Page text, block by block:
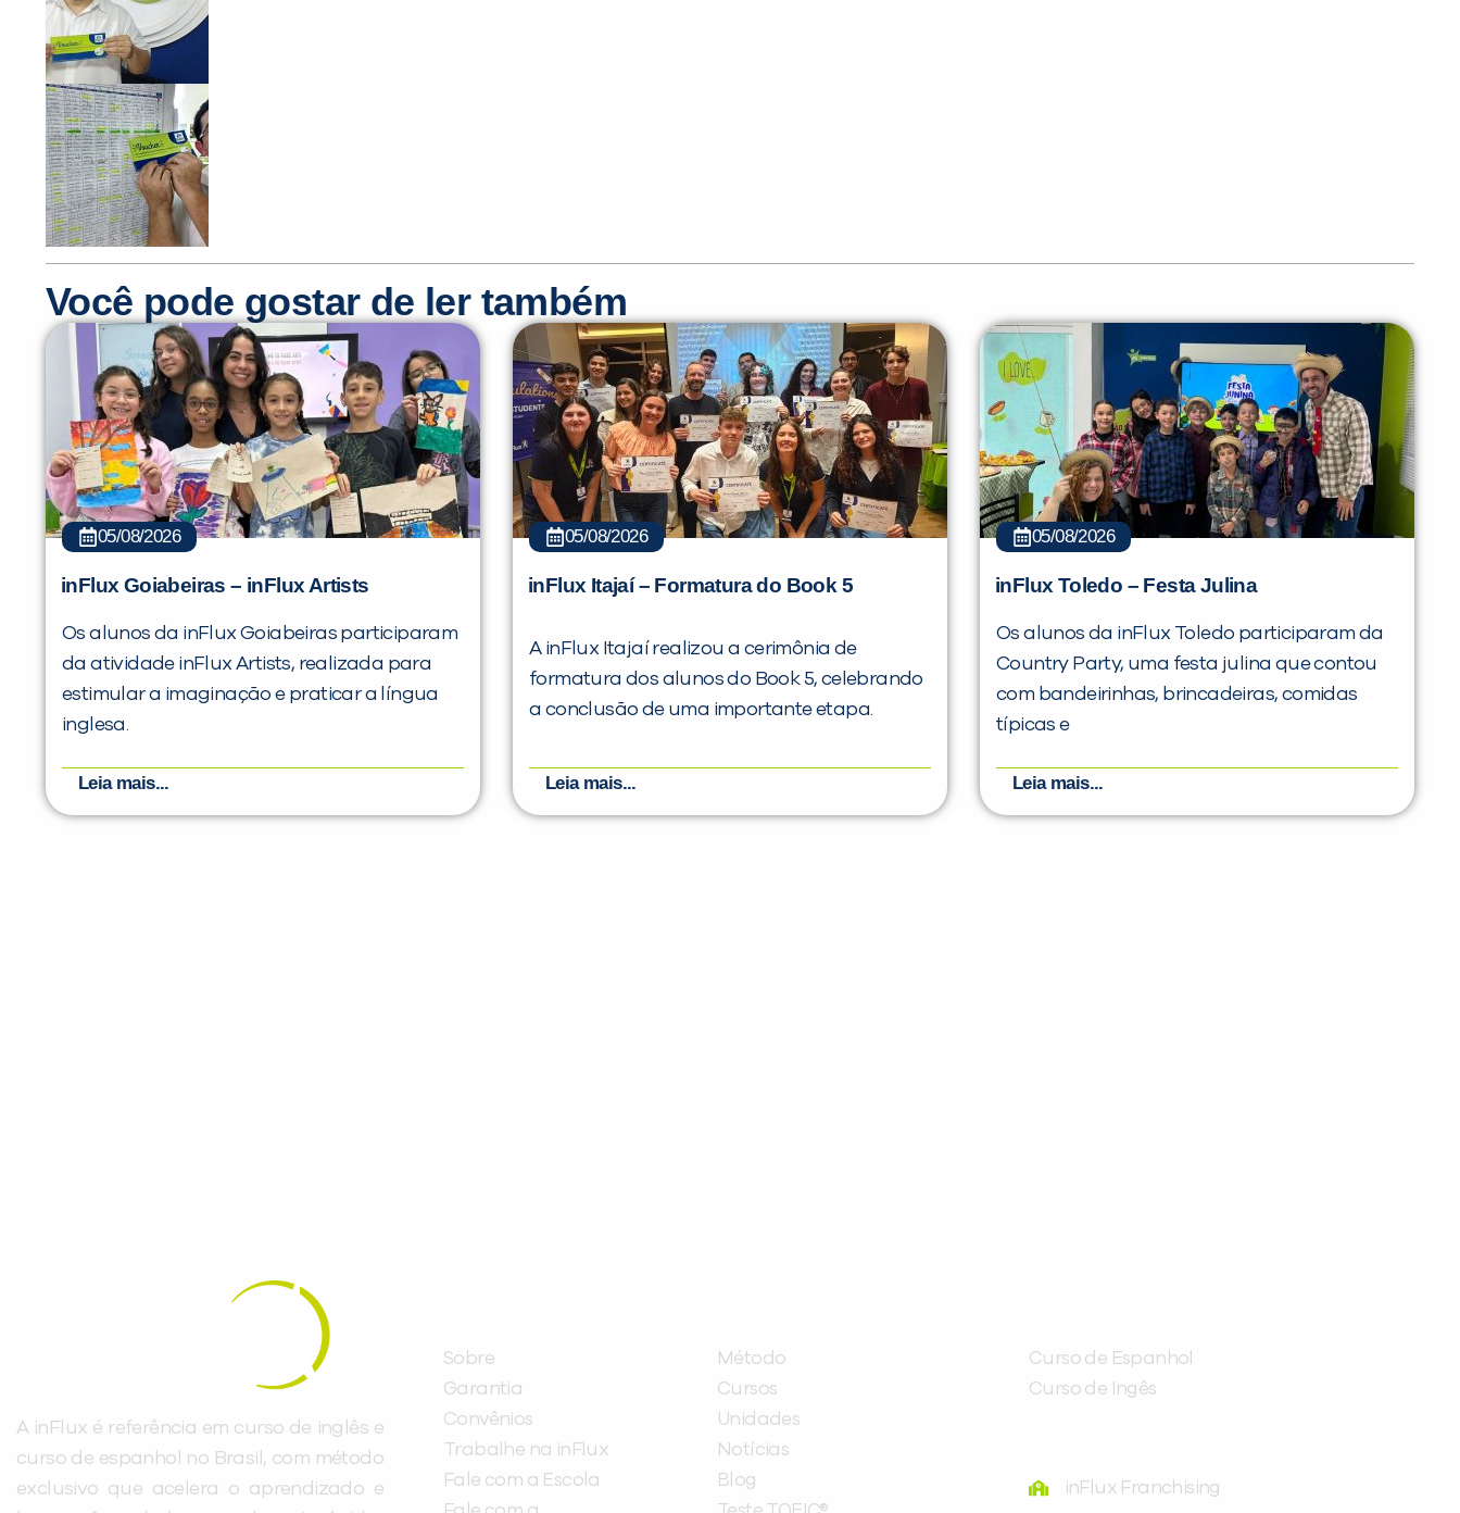
Você pode gostar de ler também
05/08/2026
inFlux Goiabeiras – inFlux Artists
Os alunos da inFlux Goiabeiras participaram
da atividade inFlux Artists, realizada para
estimular a imaginação e praticar a língua
inglesa.
Leia mais...
05/08/2026
inFlux Itajaí – Formatura do Book 5
A inFlux Itajaí realizou a cerimônia de
formatura dos alunos do Book 5, celebrando
a conclusão de uma importante etapa.
Leia mais...
05/08/2026
inFlux Toledo – Festa Julina
Os alunos da inFlux Toledo participaram da
Country Party, uma festa julina que contou
com bandeirinhas, brincadeiras, comidas
típicas e
Leia mais...
A inFlux é referência em curso de inglês e
curso de espanhol no Brasil, com método
exclusivo que acelera o aprendizado e
Sobre
Garantia
Convênios
Trabalhe na inFlux
Fale com a Escola
Método
Cursos
Unidades
Notícias
Blog
Curso de Espanhol
Curso de Ingês
inFlux Franchising
PEÇA UMA DEMONSTRAÇÃO DE MÉTODO